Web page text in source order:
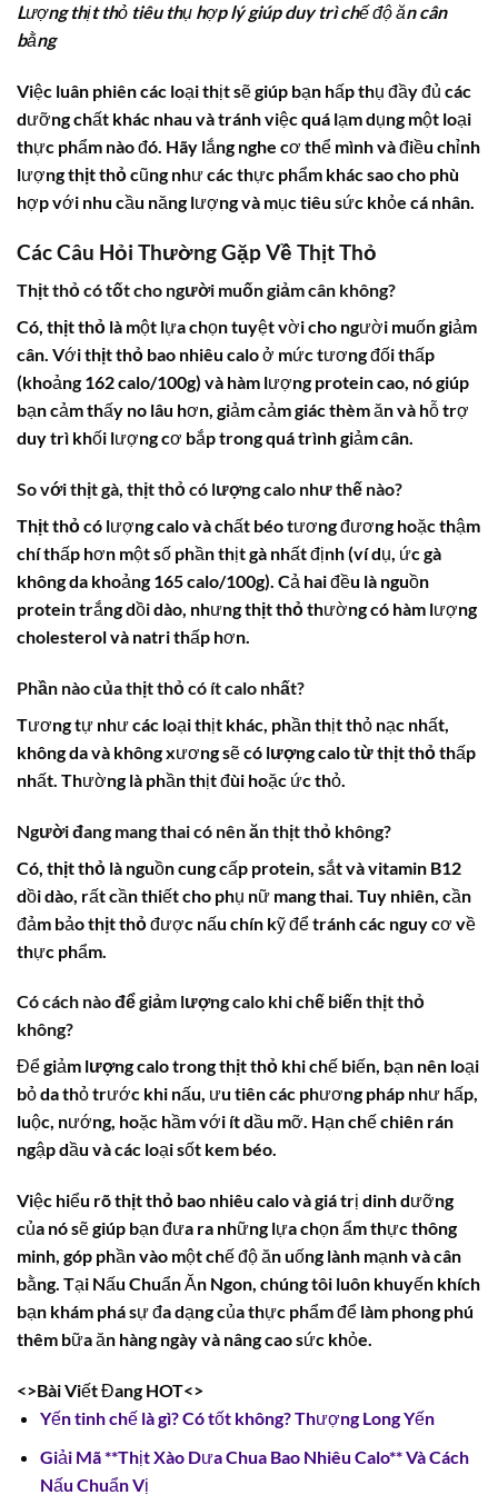
Lượng thịt thỏ tiêu thụ hợp lý giúp duy trì chế độ ăn cân
bằng
Việc luân phiên các loại thịt sẽ giúp bạn hấp thụ đầy đủ các
dưỡng chất khác nhau và tránh việc quá lạm dụng một loại
thực phẩm nào đó. Hãy lắng nghe cơ thể mình và điều chỉnh
lượngthịt thỏcũng như các thực phẩm khác sao cho phù
hợp với nhu cầu năng lượng và mục tiêu sức khỏe cá nhân.
Các Câu Hỏi Thường Gặp Về Thịt Thỏ
Thịt thỏ có tốt cho người muốn giảm cân không?
Có, thịt thỏ là một lựa chọn tuyệt vời cho người muốn giảm
cân. Vớithịt thỏ bao nhiêu caloở mức tương đối thấp
(khoảng 162 calo/100g) và hàm lượng protein cao, nó giúp
bạn cảm thấy no lâu hơn, giảm cảm giác thèm ăn và hỗ trợ
duy trì khối lượng cơ bắp trong quá trình giảm cân.
So với thịt gà, thịt thỏ có lượng calo như thế nào?
Thịt thỏcó lượng calo và chất béo tương đương hoặc thậm
chí thấp hơn một số phần thịt gà nhất định (ví dụ, ức gà
không da khoảng 165 calo/100g). Cả hai đều là nguồn
protein trắng dồi dào, nhưngthịt thỏthường có hàm lượng
cholesterol và natri thấp hơn.
Phần nào của thịt thỏ có ít calo nhất?
Tương tự như các loại thịt khác, phần thịt thỏ nạc nhất,
không da và không xương sẽ có lượng calo từ thịt thỏthấp
nhất. Thường là phần thịt đùi hoặc ức thỏ.
Người đang mang thai có nên ăn thịt thỏ không?
Có, thịt thỏ là nguồn cung cấp protein, sắt và vitamin B12
dồi dào, rất cần thiết cho phụ nữ mang thai. Tuy nhiên, cần
đảm bảothịt thỏđược nấu chín kỹ để tránh các nguy cơ về
thực phẩm.
Có cách nào để giảm lượng calo khi chế biến thịt thỏ
không?
Để giảm lượng calo trong thịt thỏ khi chế biến, bạn nên loại
bỏ da thỏ trước khi nấu, ưu tiên các phương pháp như hấp,
luộc, nướng, hoặc hầm với ít dầu mỡ. Hạn chế chiên rán
ngập dầu và các loại sốt kem béo.
Việc hiểu rõthịt thỏ bao nhiêu calovà giá trị dinh dưỡng
của nó sẽ giúp bạn đưa ra những lựa chọn ẩm thực thông
minh, góp phần vào một chế độ ăn uống lành mạnh và cân
bằng. Tại Nấu Chuẩn Ăn Ngon, chúng tôi luôn khuyến khích
bạn khám phá sự đa dạng của thực phẩm để làm phong phú
thêm bữa ăn hàng ngày và nâng cao sức khỏe.
<>Bài Viết Đang HOT<>
Yến tinh chế là gì? Có tốt không? Thượng Long Yến
Giải Mã **Thịt Xào Dưa Chua Bao Nhiêu Calo** Và Cách
Nấu Chuẩn Vị